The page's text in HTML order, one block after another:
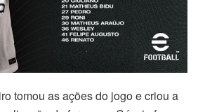
tomou as ações do jogo e criou a